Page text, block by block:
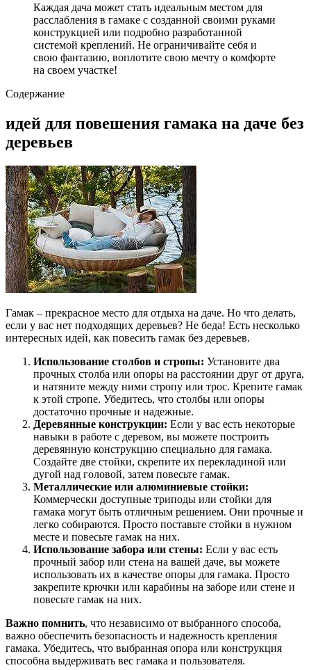
Каждая дача может стать идеальным местом для
расслабления в гамаке с созданной своими руками
конструкцией или подробно разработанной
системой креплений. Не ограничивайте себя и
свою фантазию, воплотите свою мечту о комфорте
на своем участке!
Содержание
идей для повешения гамака на даче без
деревьев
Гамак – прекрасное место для отдыха на даче. Но что делать,
если у вас нет подходящих деревьев? Не беда! Есть несколько
интересных идей, как повесить гамак без деревьев.
Использование столбов и стропы: Установите два
прочных столба или опоры на расстоянии друг от друга,
и натяните между ними стропу или трос. Крепите гамак
к этой стропе. Убедитесь, что столбы или опоры
достаточно прочные и надежные.
Деревянные конструкции: Если у вас есть некоторые
навыки в работе с деревом, вы можете построить
деревянную конструкцию специально для гамака.
Создайте две стойки, скрепите их перекладиной или
дугой над головой, затем повесьте гамак.
Металлические или алюминиевые стойки:
Коммерчески доступные триподы или стойки для
гамака могут быть отличным решением. Они прочные и
легко собираются. Просто поставьте стойки в нужном
месте и повесьте гамак на них.
Использование забора или стены: Если у вас есть
прочный забор или стена на вашей даче, вы можете
использовать их в качестве опоры для гамака. Просто
закрепите крючки или карабины на заборе или стене и
повесьте гамак на них.
Важно помнить, что независимо от выбранного способа,
важно обеспечить безопасность и надежность крепления
гамака. Убедитесь, что выбранная опора или конструкция
способна выдерживать вес гамака и пользователя.